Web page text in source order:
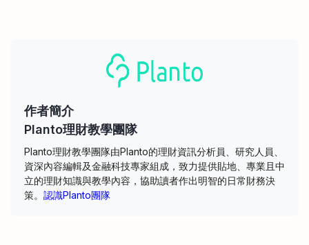
作者簡介
Planto理財教學團隊
Planto理財教學團隊由Planto的理財資訊分析員、研究人員、
資深內容編輯及金融科技專家組成，致力提供貼地、專業且中
立的理財知識與教學內容，協助讀者作出明智的日常財務決
策。 認識Planto團隊